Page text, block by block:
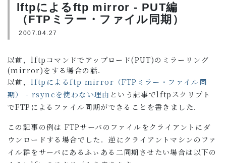
lftpによるftp mirror - PUT編
（FTPミラー・ファイル同期）
2007.04.27
以前，lftpコマンドでアップロード(PUT)のミラーリング
(mirror)をする場合の話．
以前，lftpによるftp mirror（FTPミラー・ファイル同
期） - rsyncを使わない理由 という記事でlftpスクリプト
でFTPによるファイル同期ができることを書きました．
この記事の例は FTPサーバのファイルをクライアントにダ
ウンロードする場合でした．逆にクライアントマシンのファ
イル群をサーバにあるふぃある二同期させたい場合は以下の